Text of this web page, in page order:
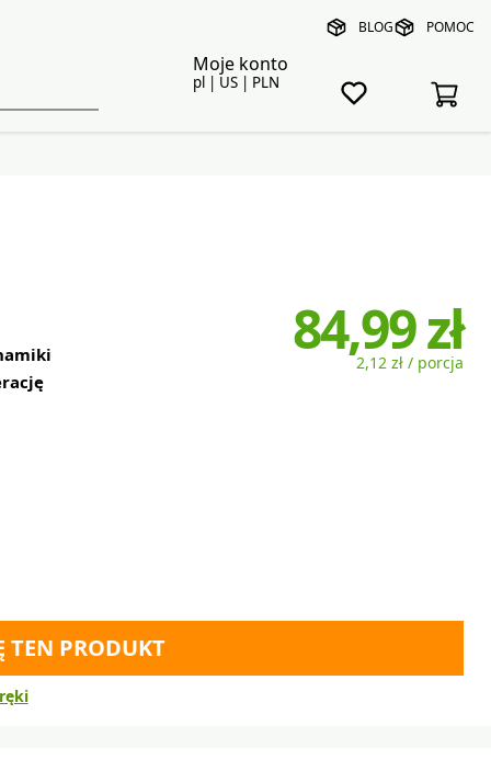
BLOG POMOC
Moje konto
pl | US | PLN
84,99 zł
2,12 zł / porcja
TEN PRODUKT